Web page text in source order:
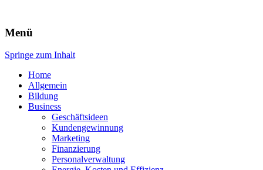
Expert-Line
Menü
Springe zum Inhalt
Home
Allgemein
Bildung
Business
Geschäftsideen
Kundengewinnung
Marketing
Finanzierung
Personalverwaltung